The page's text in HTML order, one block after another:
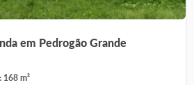
Moradia T3 para Venda em Pedrogão Grande
m²